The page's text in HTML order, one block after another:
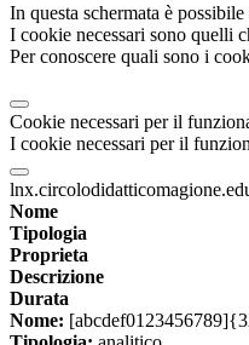
In questa schermata è
I cookie necessari sono quelli
Per conoscere quali sono i
Cookie necessari per il
I cookie necessari per il
Nome
Tipologia
Proprieta
Descrizione
Durata
Nome: